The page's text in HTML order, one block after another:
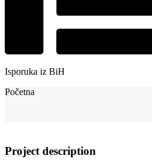
Isporuka iz BiH
Početna
Project description